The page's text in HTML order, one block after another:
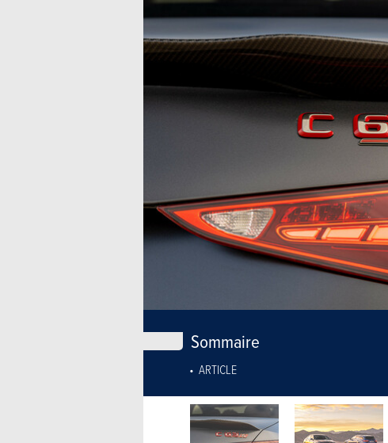
Sommaire
ARTICLE